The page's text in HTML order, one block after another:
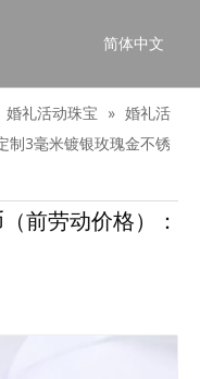
简体中文
Pусский
Español
العربية
English
婚礼活动珠宝 » 婚礼活
制3毫米镀银玫瑰金不锈
前劳动价格）：